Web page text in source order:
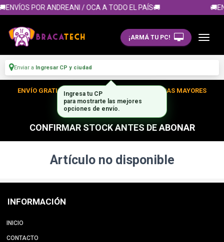
POR ANDREANI / OCA A TODO EL PAÍS🚚
¡ARMÁ TU PC!
Enviar a Ingresar CP y ciudad
ENVÍO GRATIS DENTRO DE CABA EN TUS COMPRAS MAYORES
A $350.000
CONFIRMAR STOCK ANTES DE ABONAR
Artículo no disponible
INFORMACIÓN
INICIO
CONTACTO
Ingresa tu CP
para mostrarte las mejores
opciones de envío.